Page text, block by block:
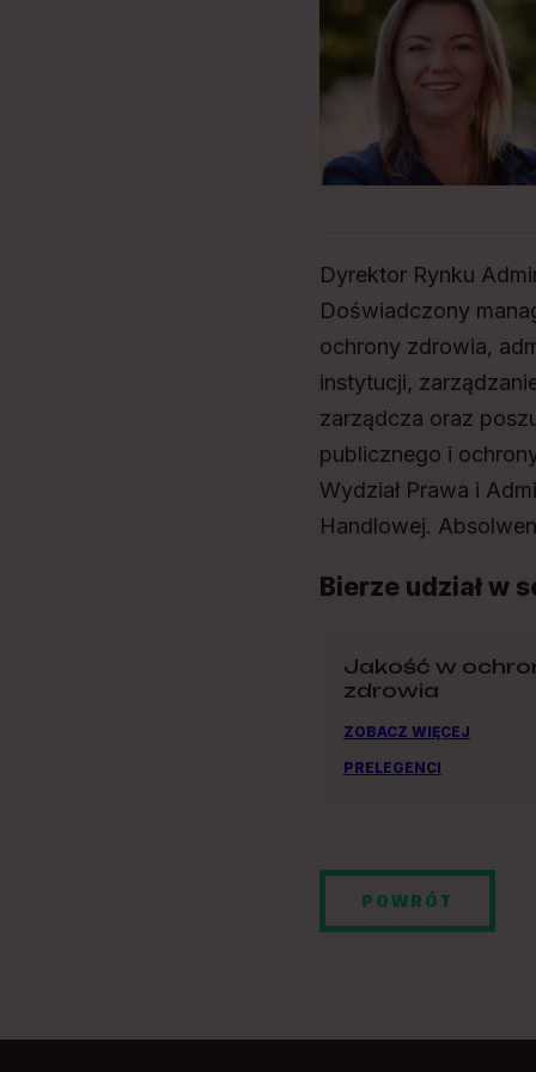
Dyrektor Rynku
Doświadczony
ochrony zdrowia,
instytucji,
zarządcza oraz
publicznego i
Wydział Prawa i
Handlowej.
Bierze udział w
Jakość w
zdrowia
ZOBACZ WIĘCEJ
PRELEGENCI
POWRÓT